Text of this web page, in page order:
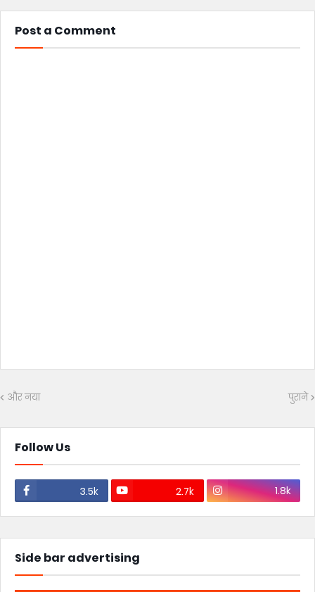
Post a Comment
और नया पुराने
Follow Us
3.5k 2.7k 1.8k
Side bar advertising